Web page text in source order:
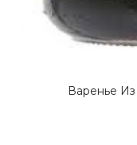
Варенье